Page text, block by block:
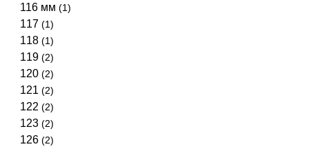
116 мм(1)
117(1)
118(1)
119(2)
120(2)
121(2)
122(2)
123(2)
126(2)